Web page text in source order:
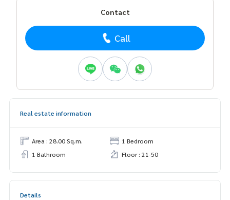
Contact
Call
Real estate information
Area : 28.00 Sq.m.
1 Bedroom
1 Bathroom
Floor : 21-50
Details